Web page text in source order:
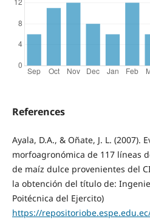
References
Ayala, D.A., & Oñate, J. L. (2007).
morfoagronómica de 117 líneas
de maíz dulce provenientes del
la obtención del título de:
Poitécnica del Ejercito)
https://